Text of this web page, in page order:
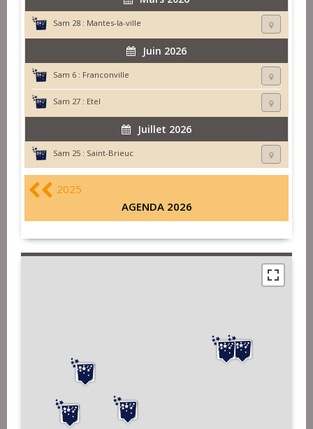
Sam 28 : Mantes-la-ville
Juin 2026
Sam 6 : Franconville
Sam 27 : Etel
Juillet 2026
Sam 25 : Saint-Brieuc
2025
AGENDA 2026